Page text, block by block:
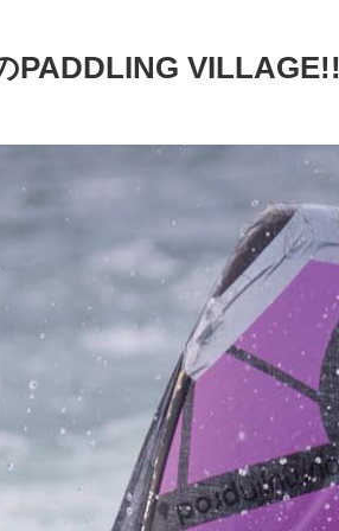
PADDLING